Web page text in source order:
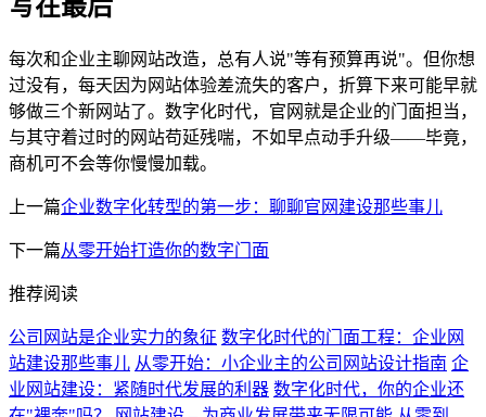
写在最后
每次和企业主聊网站改造，总有人说"等有预算再说"。但你想
过没有，每天因为网站体验差流失的客户，折算下来可能早就
够做三个新网站了。数字化时代，官网就是企业的门面担当，
与其守着过时的网站苟延残喘，不如早点动手升级——毕竟，
商机可不会等你慢慢加载。
上一篇企业数字化转型的第一步：聊聊官网建设那些事儿
下一篇从零开始打造你的数字门面
推荐阅读
公司网站是企业实力的象征 数字化时代的门面工程：企业网
站建设那些事儿 从零开始：小企业主的公司网站设计指南 企
业网站建设：紧随时代发展的利器 数字化时代，你的企业还